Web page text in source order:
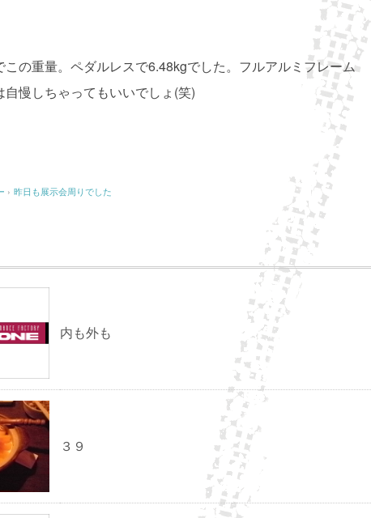
この重量。ペダルレスで6.48kgでした。フルアルミフレーム
自慢しちゃってもいいでしょ(笑)
› 昨日も展示会周りでした
内も外も
３９